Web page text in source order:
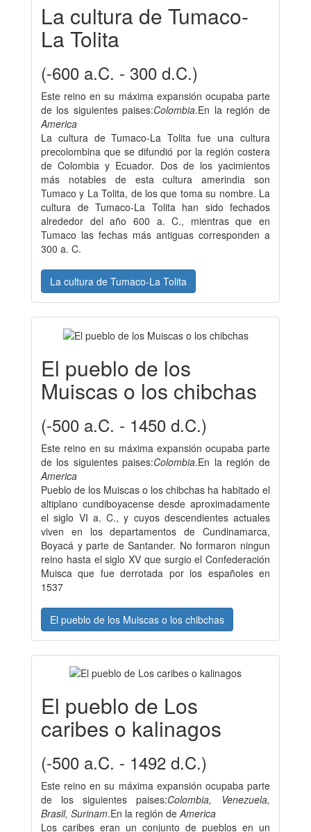
La cultura de Tumaco-
La Tolita
(-600 a.C. - 300 d.C.)
Este reino en su máxima expansión ocupaba parte
de los siguientes paises:Colombia.En la región de
America
La cultura de Tumaco-La Tolita fue una cultura
precolombina que se difundió por la región costera
de Colombia y Ecuador. Dos de los yacimientos
más notables de esta cultura amerindia son
Tumaco y La Tolita, de los que toma su nombre. La
cultura de Tumaco-La Tolita han sido fechados
alrededor del año 600 a. C., mientras que en
Tumaco las fechas más antiguas corresponden a
300 a. C.
La cultura de Tumaco-La Tolita
El pueblo de los
Muiscas o los chibchas
(-500 a.C. - 1450 d.C.)
Este reino en su máxima expansión ocupaba parte
de los siguientes paises:Colombia.En la región de
America
Pueblo de los Muiscas o los chibchas ha habitado el
altiplano cundiboyacense desde aproximadamente
el siglo VI a. C., y cuyos descendientes actuales
viven en los departamentos de Cundinamarca,
Boyacá y parte de Santander. No formaron ningun
reino hasta el siglo XV que surgio el Confederación
Muisca que fue derrotada por los españoles en
1537
El pueblo de los Muiscas o los chibchas
El pueblo de Los
caribes o kalinagos
(-500 a.C. - 1492 d.C.)
Este reino en su máxima expansión ocupaba parte
de los siguientes paises:Colombia, Venezuela,
Brasil, Surinam.En la región deAmerica
Los caribes eran un conjunto de pueblos en un